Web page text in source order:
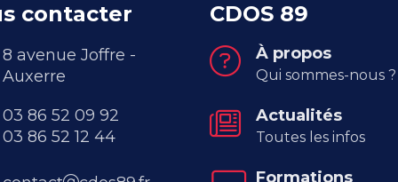
contacter
8 avenue Joffre -
Auxerre
03 86 52 09 92
03 86 52 12 44
CDOS 89
À propos
Qui sommes-nous ?
Actualités
Toutes les infos
Formations